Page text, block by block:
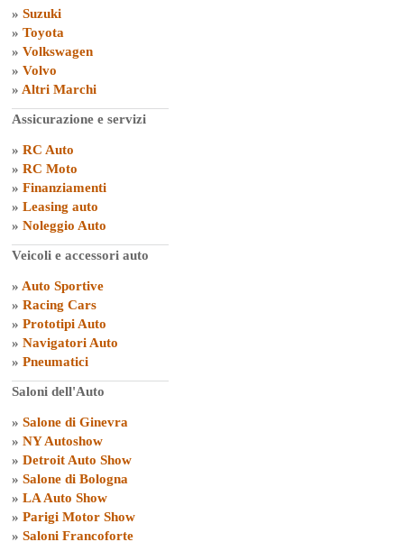
» Suzuki
» Toyota
» Volkswagen
» Volvo
» Altri Marchi
Assicurazione e servizi
» RC Auto
» RC Moto
» Finanziamenti
» Leasing auto
» Noleggio Auto
Veicoli e accessori auto
» Auto Sportive
» Racing Cars
» Prototipi Auto
» Navigatori Auto
» Pneumatici
Saloni dell'Auto
» Salone di Ginevra
» NY Autoshow
» Detroit Auto Show
» Salone di Bologna
» LA Auto Show
» Parigi Motor Show
» Saloni Francoforte